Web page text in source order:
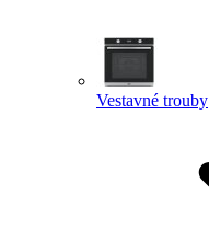
Vestavné trouby